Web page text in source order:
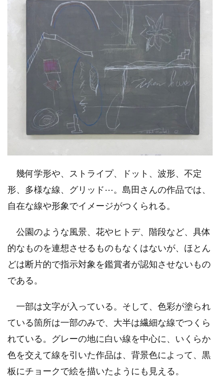
幾何学形や、ストライプ、ドット、波形、不定
形、多様な線、グリッド⋯。島田さんの作品では、
自在な線や形象でイメージがつくられる。
公園のような風景、花やヒトデ、階段など、具体
的なものを連想させるものもなくはないが、ほとん
どは断片的で指示対象を鑑賞者が認知させないもの
である。
一部は文字が入っている。そして、色彩が塗られ
ている箇所は一部のみで、大半は繊細な線でつくら
れている。グレーの地に白い線を中心に、いくらか
色を交えて線を引いた作品は、背景色によって、黒
板にチョークで絵を描いたようにも見える。